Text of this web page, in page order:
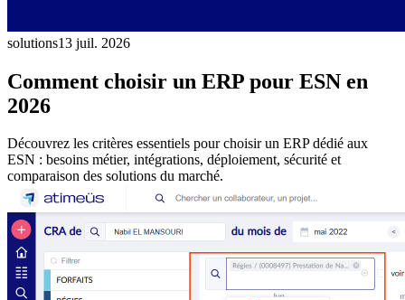
solutions13 juil. 2026
Comment choisir un ERP pour ESN en
2026
Découvrez les critères essentiels pour choisir un ERP dédié aux
ESN : besoins métier, intégrations, déploiement, sécurité et
comparaison des solutions du marché.